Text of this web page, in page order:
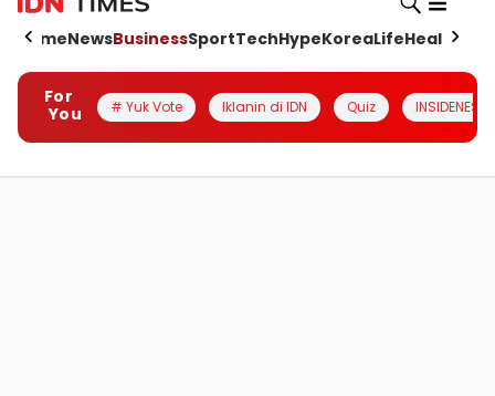
HomeNewsBusinessSportTechHypeKoreaLifeHealth
For
You
# Yuk Vote Iklanin di IDN Quiz INSIDENESIA